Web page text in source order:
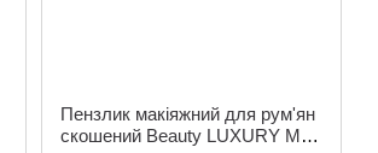
Пензлик макіяжний для рум'ян
скошений Beauty LUXURY MA-